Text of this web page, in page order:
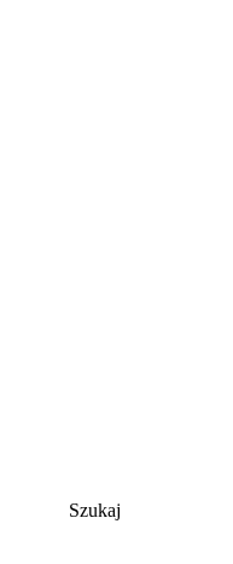
Szukaj